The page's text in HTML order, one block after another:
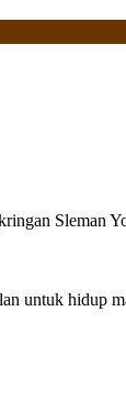
Sleman
untuk hidup